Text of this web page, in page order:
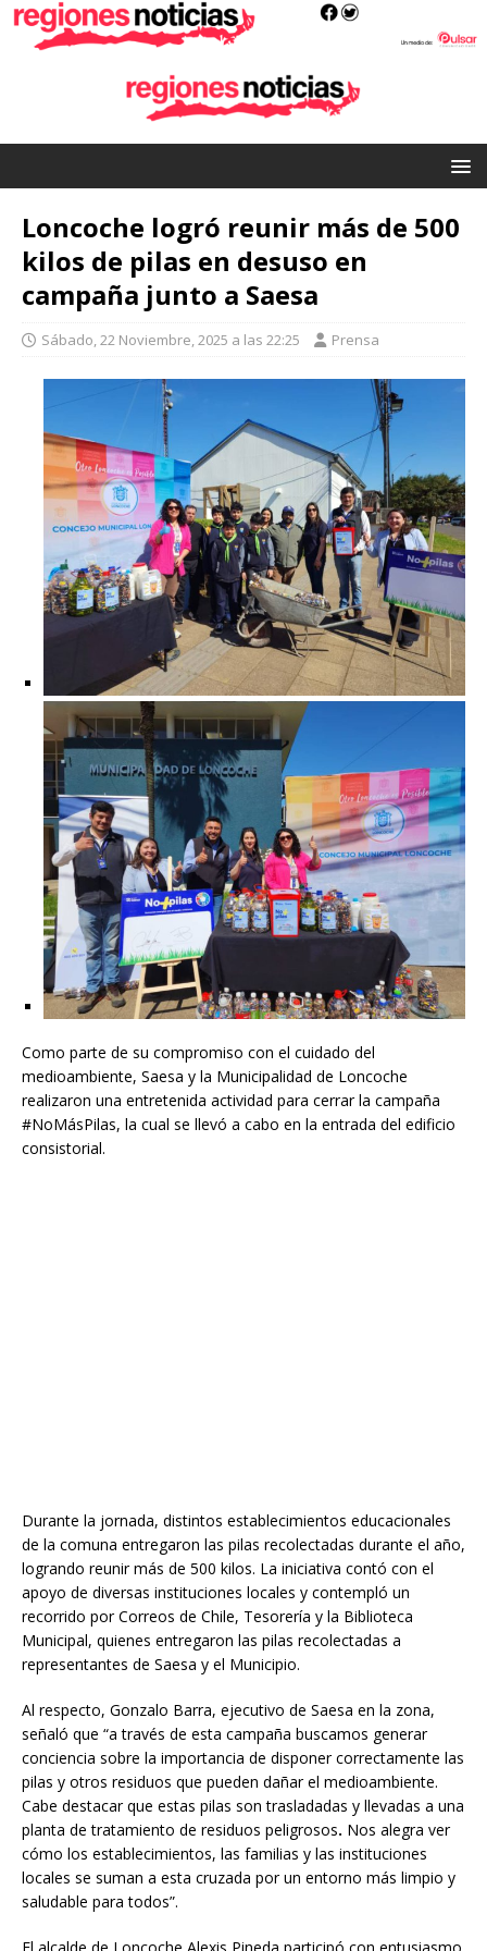
Loncoche logró reunir más de 500
kilos de pilas en desuso en
campaña junto a Saesa
Sábado, 22 Noviembre, 2025 a las 22:25 Prensa
Como parte de su compromiso con el cuidado del
medioambiente, Saesa y la Municipalidad de Loncoche
realizaron una entretenida actividad para cerrar la campaña
#NoMásPilas, la cual se llevó a cabo en la entrada del edificio
consistorial.
Durante la jornada, distintos establecimientos educacionales
de la comuna entregaron las pilas recolectadas durante el año,
logrando reunir más de 500 kilos. La iniciativa contó con el
apoyo de diversas instituciones locales y contempló un
recorrido por Correos de Chile, Tesorería y la Biblioteca
Municipal, quienes entregaron las pilas recolectadas a
representantes de Saesa y el Municipio.
Al respecto, Gonzalo Barra, ejecutivo de Saesa en la zona,
señaló que “a través de esta campaña buscamos generar
conciencia sobre la importancia de disponer correctamente las
pilas y otros residuos que pueden dañar el medioambiente.
Cabe destacar que estas pilas son trasladadas y llevadas a una
planta de tratamiento de residuos peligrosos. Nos alegra ver
cómo los establecimientos, las familias y las instituciones
locales se suman a esta cruzada por un entorno más limpio y
saludable para todos”.
El alcalde de Loncoche Alexis Pineda participó con entusiasmo